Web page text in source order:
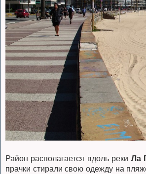
Район располагается вдоль реки Ла
прачки стирали свою одежду на